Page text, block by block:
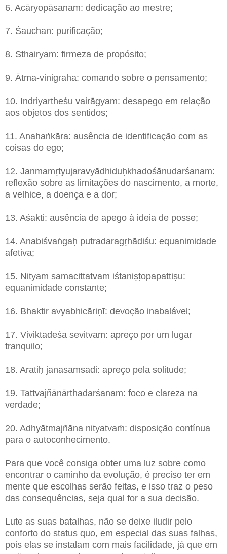
6. Acāryopāsanam: dedicação ao mestre;
7. Śauchan: purificação;
8. Sthairyam: firmeza de propósito;
9. Ātma-vinigraha: comando sobre o pensamento;
10. Indriyartheśu vairāgyam: desapego em relação
aos objetos dos sentidos;
11. Anahaṅkāra: ausência de identificação com as
coisas do ego;
12. Janmamṛtyujaravyādhiduḥkhadośānudarśanam:
reflexão sobre as limitações do nascimento, a morte,
a velhice, a doença e a dor;
13. Aśakti: ausência de apego à ideia de posse;
14. Anabiśvaṅgaḥ putradaragṛhādiśu: equanimidade
afetiva;
15. Nityam samacittatvam iśtaniṣṭopapattiṣu:
equanimidade constante;
16. Bhaktir avyabhicāriṇī: devoção inabalável;
17. Viviktadeśa sevitvam: apreço por um lugar
tranquilo;
18. Aratiḥ janasamsadi: apreço pela solitude;
19. Tattvajñānārthadarśanam: foco e clareza na
verdade;
20. Adhyātmajñāna nityatvaṁ: disposição contínua
para o autoconhecimento.
Para que você consiga obter uma luz sobre como
encontrar o caminho da evolução, é preciso ter em
mente que escolhas serão feitas, e isso traz o peso
das consequências, seja qual for a sua decisão.
Lute as suas batalhas, não se deixe iludir pelo
conforto do status quo, em especial das suas falhas,
pois elas se instalam com mais facilidade, já que em